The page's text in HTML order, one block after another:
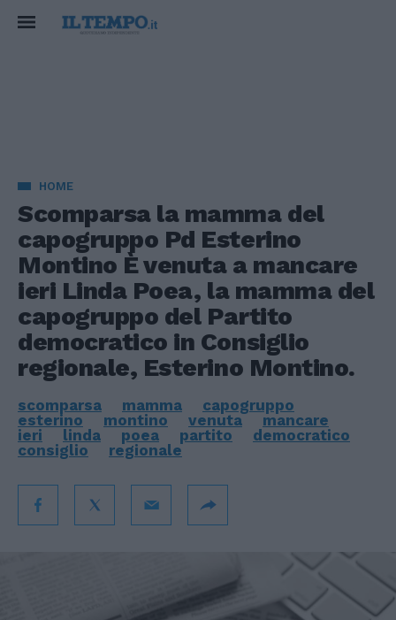
HOME
Scomparsa la mamma del
capogruppo Pd Esterino
Montino È venuta a mancare
ieri Linda Poea, la mamma del
capogruppo del Partito
democratico in Consiglio
regionale, Esterino Montino.
scomparsa mamma
capogruppo
esterino
montino venuta
mancare
ieri
linda poea partito
democratico
consiglio
regionale